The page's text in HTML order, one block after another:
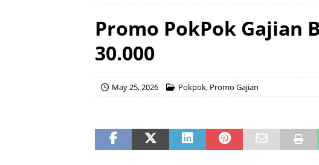
Promo PokPok Gajian
30.000
May 25, 2026 Pokpok, Promo Gajian